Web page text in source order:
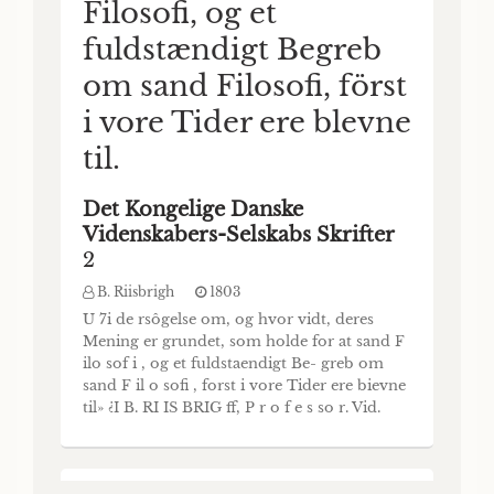
Förste Afhandling
D. Frederik Münter 1801
UNDERSØGELSE B. Oil BE
PERSEPOLITANSKE INSCRIPTIONER V E B
D. FREDERIK MUNTER. Professor i
Theologien ved Kjöbenhavns Universitet.
FÖRSTE AFHANDLING. Indledning, Iblandt
uden Tvivl Ruinerne i Egnen af Schiras, som
af Indbyggerne kaldes Tschil- minar, og som
Europas Lærde eensstemmigen erklære for
at være Levningerne af Persepolis,
Filosofi, og et
fuldstændigt Begreb
om sand Filosofi, först
i vore Tider ere blevne
til.
Det Kongelige Danske
Videnskabers-Selskabs Skrifter
2
B. Riisbrigh 1803
U 7i de rsôgelse om, og hvor vidt, deres
Mening er grundet, som holde for at sand F
ilo sof i , og et fuldstaendigt Be- greb om
sand F il o sofi , forst i vore Tider ere bievne
til» ¿I B. RI IS BRIG ff, P r o f e s so r. Vid.
Begrebet om Filosofi forst i vore Tider